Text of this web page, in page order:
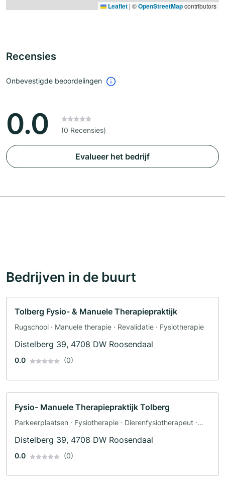
Leaflet | ©OpenStreetMapcontributors
Recensies
Onbevestigde beoordelingen
0.0 (0 Recensies)
Evalueer het bedrijf
Bedrijven in de buurt
Tolberg Fysio- & Manuele Therapiepraktijk
Rugschool · Manuele therapie · Revalidatie · Fysiotherapie
Distelberg 39, 4708 DW Roosendaal
0.0 (0)
Fysio- Manuele Therapiepraktijk Tolberg
Parkeerplaatsen · Fysiotherapie · Dierenfysiotherapeut ·
Revalidatie
Distelberg 39, 4708 DW Roosendaal
0.0 (0)